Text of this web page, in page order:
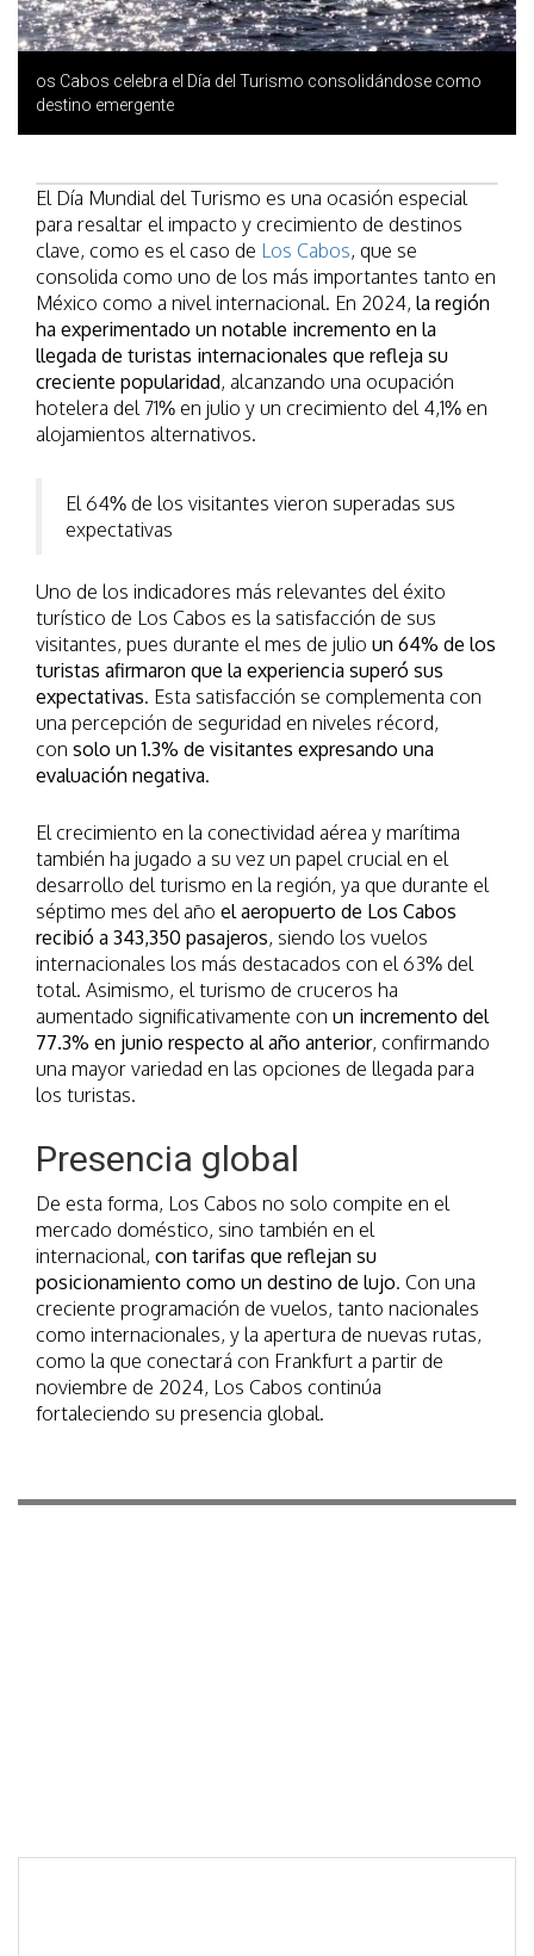
os Cabos celebra el Día del Turismo consolidándose como
destino emergente
El Día Mundial del Turismo es una ocasión especial
para resaltar el impacto y crecimiento de destinos
clave, como es el caso de Los Cabos, que se
consolida como uno de los más importantes tanto en
México como a nivel internacional. En 2024, la región
ha experimentado un notable incremento en la
llegada de turistas internacionales que refleja su
creciente popularidad, alcanzando una ocupación
hotelera del 71% en julio y un crecimiento del 4,1% en
alojamientos alternativos.
El 64% de los visitantes vieron superadas sus
expectativas
Uno de los indicadores más relevantes del éxito
turístico de Los Cabos es la satisfacción de sus
visitantes, pues durante el mes de julio un 64% de los
turistas afirmaron que la experiencia superó sus
expectativas. Esta satisfacción se complementa con
una percepción de seguridad en niveles récord,
con solo un 1.3% de visitantes expresando una
evaluación negativa.
El crecimiento en la conectividad aérea y marítima
también ha jugado a su vez un papel crucial en el
desarrollo del turismo en la región, ya que durante el
séptimo mes del año el aeropuerto de Los Cabos
recibió a 343,350 pasajeros, siendo los vuelos
internacionales los más destacados con el 63% del
total. Asimismo, el turismo de cruceros ha
aumentado significativamente con un incremento del
77.3% en junio respecto al año anterior, confirmando
una mayor variedad en las opciones de llegada para
los turistas.
Presencia global
De esta forma, Los Cabos no solo compite en el
mercado doméstico, sino también en el
internacional, con tarifas que reflejan su
posicionamiento como un destino de lujo. Con una
creciente programación de vuelos, tanto nacionales
como internacionales, y la apertura de nuevas rutas,
como la que conectará con Frankfurt a partir de
noviembre de 2024, Los Cabos continúa
fortaleciendo su presencia global.